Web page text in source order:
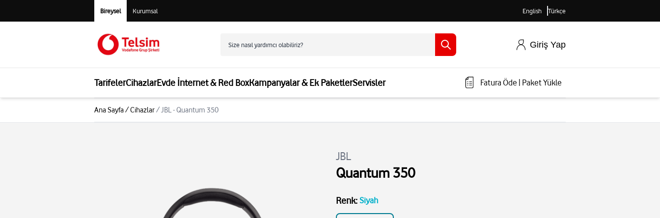
Bireysel Kurumsal English Türkçe
Giriş Yap
TarifelerCihazlarEvde İnternet & Red BoxKampanyalar & Ek PaketlerServisler Fatura Öde Paket Yükle
Ana Sayfa/Cihazlar/JBL - Quantum 350
JBL
Quantum 350
Renk: Siyah